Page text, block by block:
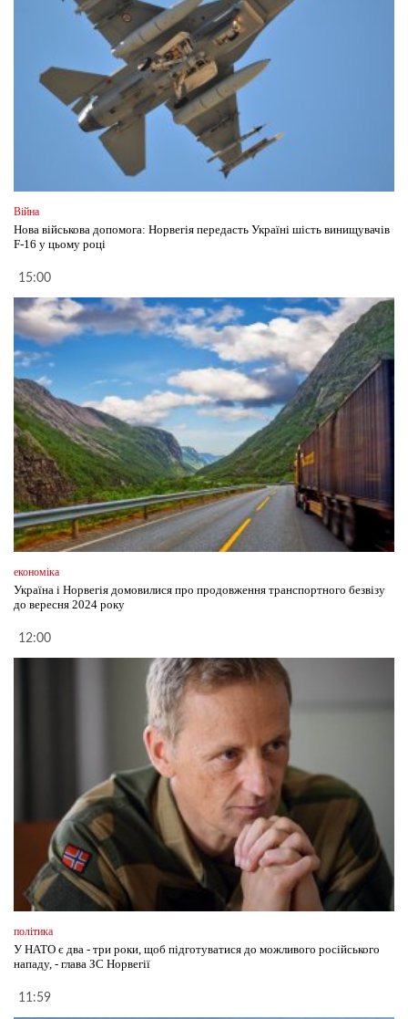
Війна
Нова військова допомога: Норвегія передасть Україні шість винищувачів
F-16 у цьому році
15:00
економіка
Україна і Норвегія домовилися про продовження транспортного безвізу
до вересня 2024 року
12:00
політика
У НАТО є два - три роки, щоб підготуватися до можливого російського
нападу, - глава ЗС Норвегії
11:59